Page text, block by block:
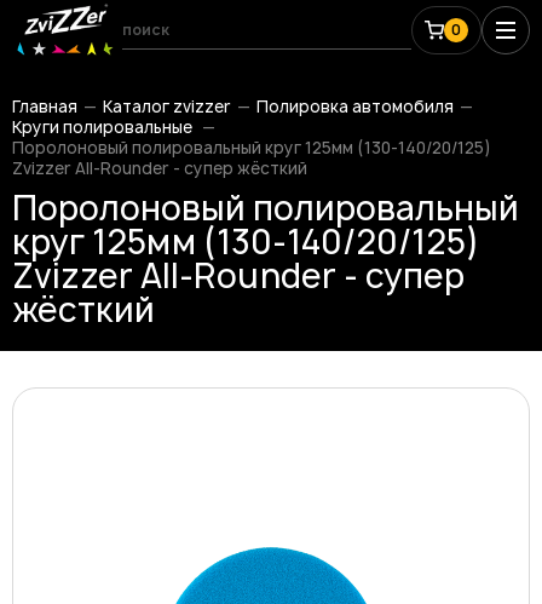
0
Главная Каталог zvizzer
Полировка автомобиля
Круги полировальные
Поролоновый полировальный круг 125мм (130-140/20/125)
Zvizzer All-Rounder - супер жёсткий
Поролоновый полировальный
круг 125мм (130-140/20/125)
Zvizzer All-Rounder - супер
жёсткий